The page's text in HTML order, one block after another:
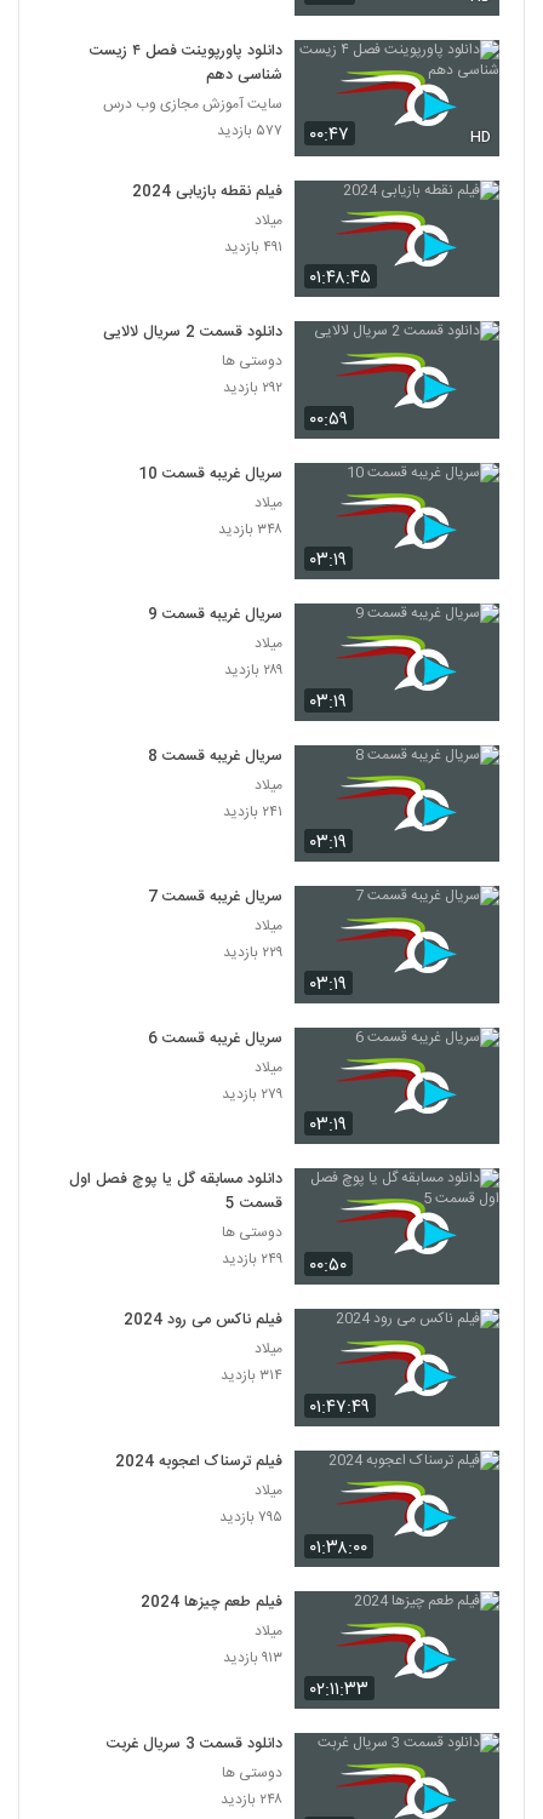
۰۰:۴۷ HD
دانلود پاورپوینت فصل ۴ زیست
شناسی دهم
سایت آموزش مجازی وب درس
۵۷۷ بازدید
۰۱:۴۸:۴۵
فیلم نقطه بازیابی 2024
میلاد
۴۹۱ بازدید
۰۰:۵۹
دانلود قسمت 2 سریال لالایی
دوستی ها
۲۹۲ بازدید
۰۳:۱۹
سریال غریبه قسمت 10
میلاد
۳۴۸ بازدید
۰۳:۱۹
سریال غریبه قسمت 9
میلاد
۲۸۹ بازدید
۰۳:۱۹
سریال غریبه قسمت 8
میلاد
۲۴۱ بازدید
۰۳:۱۹
سریال غریبه قسمت 7
میلاد
۲۲۹ بازدید
۰۳:۱۹
سریال غریبه قسمت 6
میلاد
۲۷۹ بازدید
۰۰:۵۰
دانلود مسابقه گل یا پوچ فصل اول
قسمت 5
دوستی ها
۲۴۹ بازدید
۰۱:۴۷:۴۹
فیلم ناکس می رود 2024
میلاد
۳۱۴ بازدید
۰۱:۳۸:۰۰
فیلم ترسناک اعجوبه 2024
میلاد
۷۹۵ بازدید
۰۲:۱۱:۳۳
فیلم طعم چیزها 2024
میلاد
۹۱۳ بازدید
دانلود قسمت 3 سریال غربت
دوستی ها
۲۴۸ بازدید